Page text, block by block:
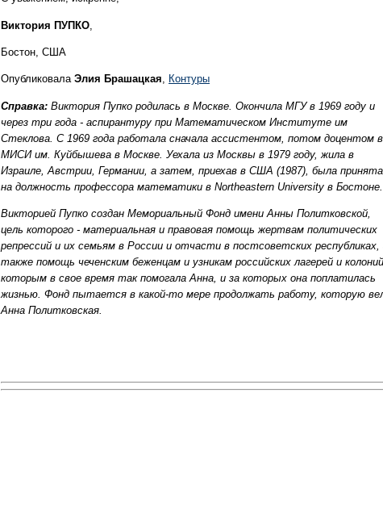
Виктория ПУПКО
Бостон, США
Опубликовала Элия Брашацкая, ‎Контуры
Справка: Виктория Пупко родилась в Москве. Окончила МГУ в 1969 году и
через три года - аспирантуру при Математическом Институте им
Стеклова. С 1969 года работала сначала ассистентом, потом доцентом в
МИСИ им. Куйбышева в Москве. Уехала из Москвы в 1979 году, жила в
Израиле, Австрии, Германии, а затем, приехав в США (1987), была принята
на должность профессора математики в Northеastern University в Бостоне.
Викторией Пупко создан Mемориальный Фонд имени Анны Политковской,
цель которого - материальная и правовая помощь жертвам политических
репрессий и их семьям в России и отчасти в постсоветских республиках,
также помощь чеченским беженцам и узникам российских лагерей и
которым в свое время так помогала Анна, и за которых она поплатилась
жизнью. Фонд пытается в какой-то мере продолжать работу, которую
Анна Политковская.